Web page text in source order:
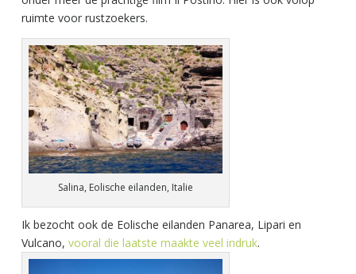
ruimte voor rustzoekers.
Salina, Eolische eilanden, Italie
Ik bezocht ook de Eolische eilanden Panarea, Lipari en
Vulcano, vooral die laatste maakte veel indruk.